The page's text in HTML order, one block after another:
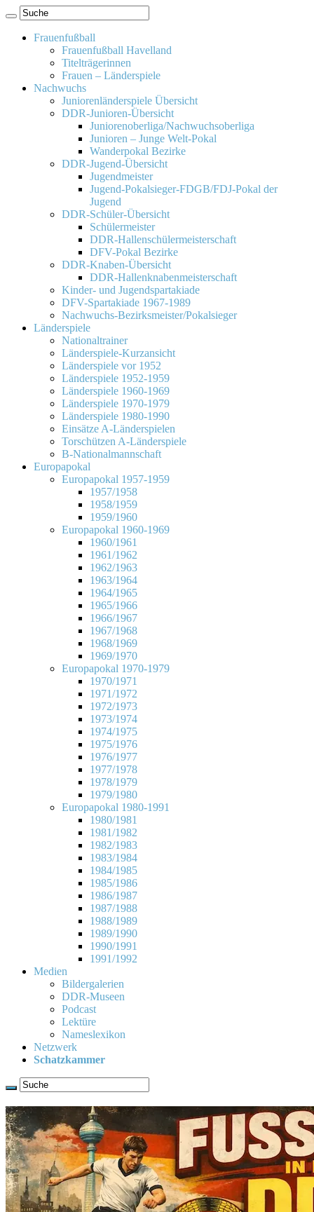
Frauenfußball
Frauenfußball Havelland
Titelträgerinnen
Frauen – Länderspiele
Nachwuchs
Juniorenländerspiele Übersicht
DDR-Junioren-Übersicht
Juniorenoberliga/Nachwuchsoberliga
Junioren – Junge Welt-Pokal
Wanderpokal Bezirke
DDR-Jugend-Übersicht
Jugendmeister
Jugend-Pokalsieger-FDGB/FDJ-Pokal der
Jugend
DDR-Schüler-Übersicht
Schülermeister
DDR-Hallenschülermeisterschaft
DFV-Pokal Bezirke
DDR-Knaben-Übersicht
DDR-Hallenknabenmeisterschaft
Kinder- und Jugendspartakiade
DFV-Spartakiade 1967-1989
Nachwuchs-Bezirksmeister/Pokalsieger
Länderspiele
Nationaltrainer
Länderspiele-Kurzansicht
Länderspiele vor 1952
Länderspiele 1952-1959
Länderspiele 1960-1969
Länderspiele 1970-1979
Länderspiele 1980-1990
Einsätze A-Länderspielen
Torschützen A-Länderspiele
B-Nationalmannschaft
Europapokal
Europapokal 1957-1959
1957/1958
1958/1959
1959/1960
Europapokal 1960-1969
1960/1961
1961/1962
1962/1963
1963/1964
1964/1965
1965/1966
1966/1967
1967/1968
1968/1969
1969/1970
Europapokal 1970-1979
1970/1971
1971/1972
1972/1973
1973/1974
1974/1975
1975/1976
1976/1977
1977/1978
1978/1979
1979/1980
Europapokal 1980-1991
1980/1981
1981/1982
1982/1983
1983/1984
1984/1985
1985/1986
1986/1987
1987/1988
1988/1989
1989/1990
1990/1991
1991/1992
Medien
Bildergalerien
DDR-Museen
Podcast
Lektüre
Nameslexikon
Netzwerk
Schatzkammer